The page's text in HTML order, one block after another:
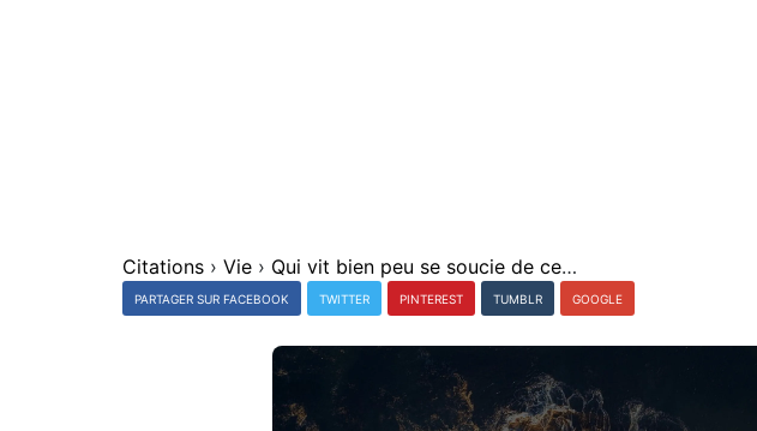
Citations › Vie › Qui vit bien peu se soucie de ce qu'on dit de sa vie.
PARTAGER SUR FACEBOOK TWITTER PINTEREST TUMBLR GOOGLE